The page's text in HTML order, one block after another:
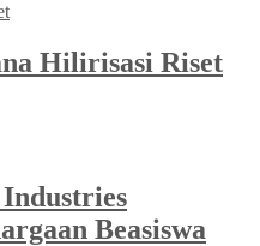
Hilirisasi Riset
Beasiswa